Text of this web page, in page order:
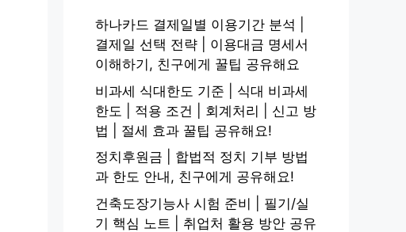
하나카드 결제일별 이용기간 분석 |
결제일 선택 전략 | 이용대금 명세서
이해하기, 친구에게 꿀팁 공유해요
비과세 식대한도 기준 | 식대 비과세
한도 | 적용 조건 | 회계처리 | 신고 방
법 | 절세 효과 꿀팁 공유해요!
정치후원금 | 합법적 정치 기부 방법
과 한도 안내, 친구에게 공유해요!
건축도장기능사 시험 준비 | 필기/실
기 핵심 노트 | 취업처 활용 방안 공유